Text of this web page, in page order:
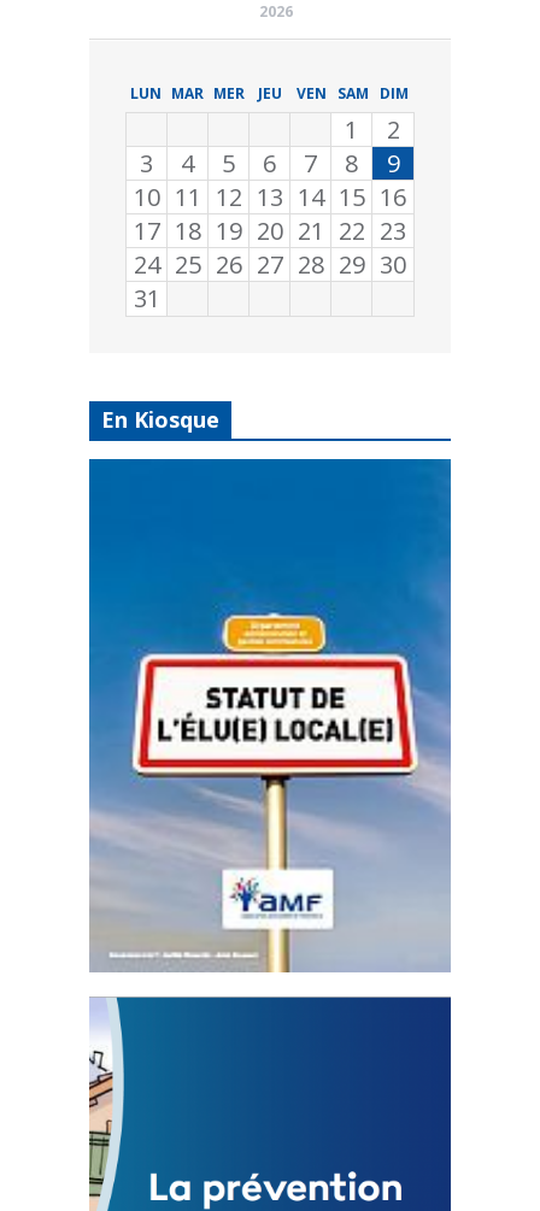
2026
LUN MAR MER JEU VEN SAM DIM
1
2
3
4 5 6 7 8
9
10 11 12 13 14 15 16
17 18 19 20 21 22 23
24 25 26 27 28 29 30
31
En Kiosque
Statut de l’élu local
3 avril 2024
Mise à jour avril 2024
FEUILLETER